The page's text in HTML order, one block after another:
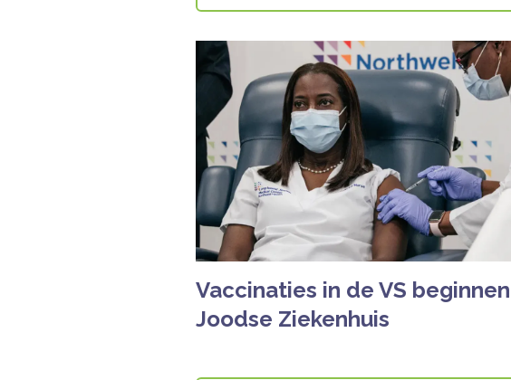
Vaccinaties in de VS
Joodse Ziekenhuis